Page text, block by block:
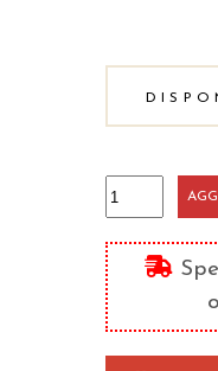
Verginità
e
quantità